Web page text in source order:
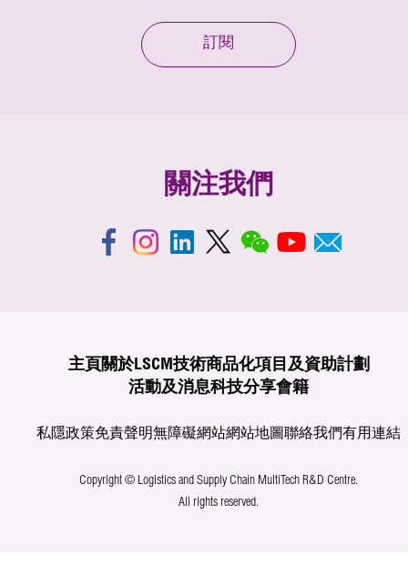
訂閱
關注我們
主頁 關於LSCM技術商品化項目及資助計劃
活動及消息科技分享會籍
私隱政策免責聲明無障礙網站網站地圖聯絡我們有用連結
Copyright © Logistics and Supply Chain MultiTech R&D Centre.
All rights reserved.